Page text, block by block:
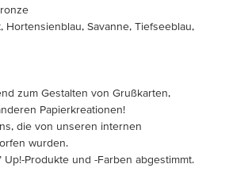
Hortensienblau, Savanne, Tiefseeblau,
zum Gestalten von Grußkarten,
Papierkreationen!
die von unseren internen
wurden.
Up!-Produkte und -Farben abgestimmt.